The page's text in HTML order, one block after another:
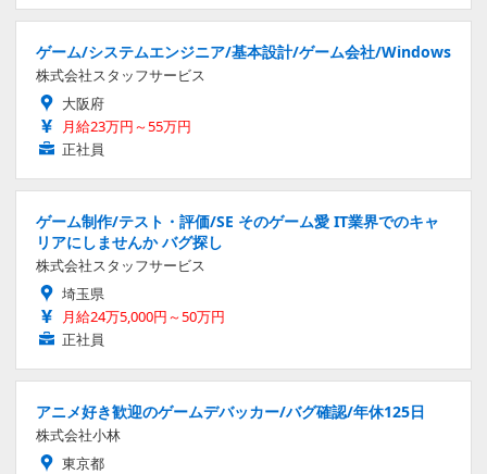
ゲーム/システムエンジニア/基本設計/ゲーム会社/Windows
株式会社スタッフサービス
大阪府
月給23万円～55万円
正社員
ゲーム制作/テスト・評価/SE そのゲーム愛 IT業界でのキャ
リアにしませんか バグ探し
株式会社スタッフサービス
埼玉県
月給24万5,000円～50万円
正社員
アニメ好き歓迎のゲームデバッカー/バグ確認/年休125日
株式会社小林
東京都